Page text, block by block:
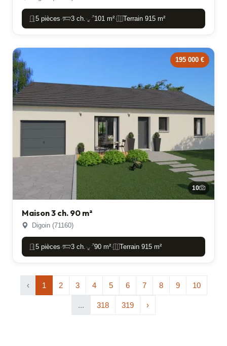
5 pièces- 3 ch.- 101 m²- Terrain 915 m²
195 000 €
10
Maison 3 ch. 90 m²
Digoin (71160)
5 pièces- 3 ch.- 90 m²- Terrain 915 m²
‹ 1 2 3 4 5 6 7 8 9 10
... 318 319 ›